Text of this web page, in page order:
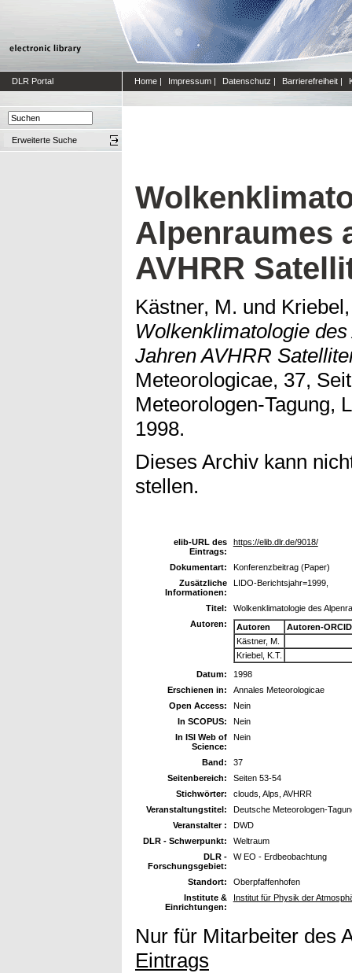
DLR Portal Home | Impressum | Datenschutz | Barrierefreiheit |
Erweiterte Suche
Alpenraumes
AVHRR
Kästner, M. und
Wolkenklimatologie
Jahren AVHRR
Meteorologicae, 37,
Meteorologen-Tagung,
1998.
Dieses Archiv kann
stellen.
elib-URL des
Eintrags:
https://elib.dlr.de/9018/
Dokumentart:
Konferenzbeitrag (Paper)
Zusätzliche
Informationen:
LIDO-Berichtsjahr=1999,
Titel:
Wolkenklimatologie des
Autoren:
Autoren
Autoren-
Kästner, M.
Kriebel, K.T.
Datum:
1998
Erschienen in:
Annales Meteorologicae
Open Access:
Nein
In SCOPUS:
Nein
In ISI Web of
Science:
Nein
Band:
37
Seitenbereich:
Seiten 53-54
Stichwörter:
clouds, Alps, AVHRR
Veranstaltungstitel:
Deutsche Meteorologen-
Veranstalter :
DWD
DLR - Schwerpunkt:
Weltraum
DLR -
Forschungsgebiet:
W EO - Erdbeobachtung
Standort:
Oberpfaffenhofen
Institute &
Einrichtungen:
Institut für Physik der
Nur für Mitarbeiter des
Eintrags